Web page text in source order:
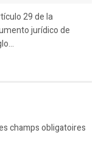
29 de la
jurídico de
champs obligatoires